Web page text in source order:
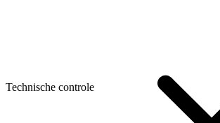
Technische controle